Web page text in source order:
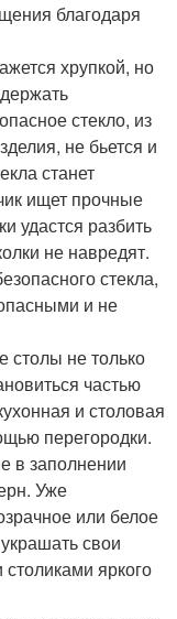
благодаря
хрупкой, но
стекло, из
не бьется и
станет
ищет прочные
удастся разбить
не навредят.
стекла,
и не
столы не только
частью
и столовая
перегородки.
в заполнении
Уже
или белое
свои
яркого